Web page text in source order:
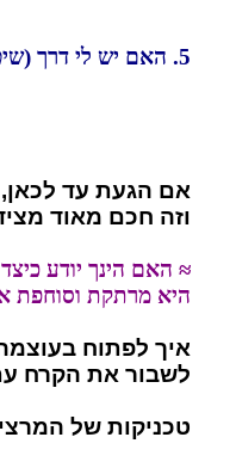
5. האם יש לי דרך (שיטה) לגדילה ולהתייעלות?
אם הגעת עד
וזה חכם מאוד
≈ האם הינך יודע
היא מרתקת וסוחפת
איך לפתוח
לשבור את הקרח
טכניקות של